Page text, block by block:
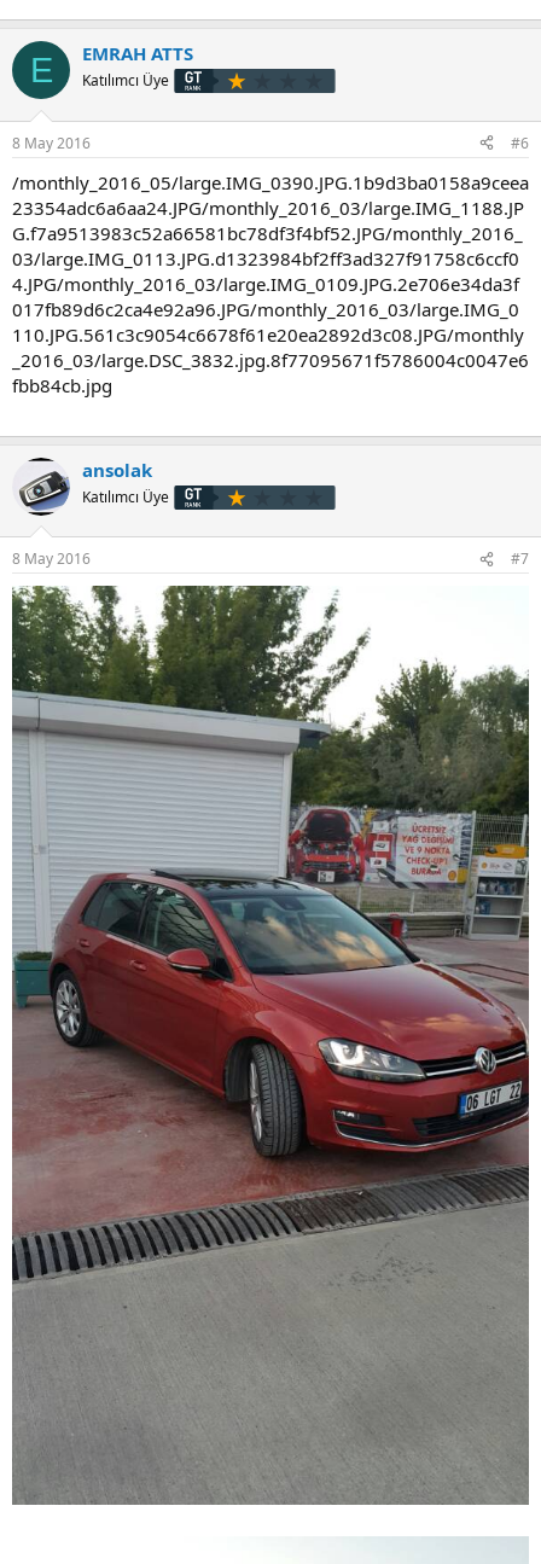
E EMRAH ATTS
Katılımcı Üye
8 May 2016 #6
/monthly_2016_05/large.IMG_0390.JPG.1b9d3ba0158a9ceea
23354adc6a6aa24.JPG/monthly_2016_03/large.IMG_1188.JP
G.f7a9513983c52a66581bc78df3f4bf52.JPG/monthly_2016_
03/large.IMG_0113.JPG.d1323984bf2ff3ad327f91758c6ccf0
4.JPG/monthly_2016_03/large.IMG_0109.JPG.2e706e34da3f
017fb89d6c2ca4e92a96.JPG/monthly_2016_03/large.IMG_0
110.JPG.561c3c9054c6678f61e20ea2892d3c08.JPG/monthly
_2016_03/large.DSC_3832.jpg.8f77095671f5786004c0047e6
fbb84cb.jpg
ansolak
Katılımcı Üye
8 May 2016 #7